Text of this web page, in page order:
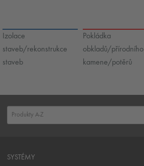
Izolace
staveb/rekonstrukce
staveb
Pokládka
obkladů/přírodního
kamene/potěrů
SYSTÉMY